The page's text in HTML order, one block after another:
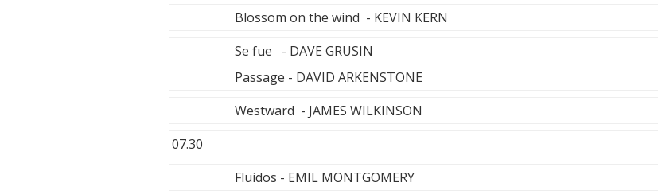
Blossom on the wind - KEVIN KERN
Se fue - DAVE GRUSIN
Passage - DAVID ARKENSTONE
Westward - JAMES WILKINSON
07.30
Fluidos - EMIL MONTGOMERY